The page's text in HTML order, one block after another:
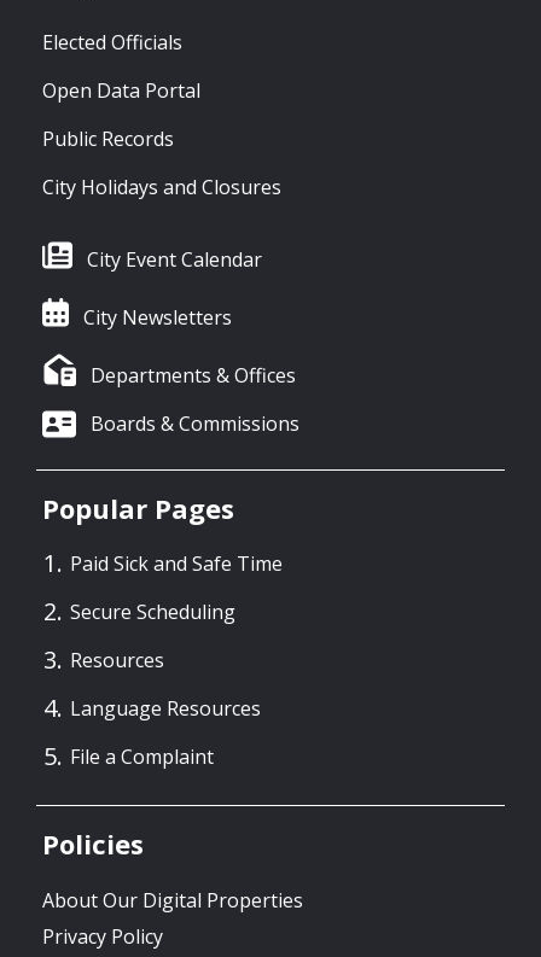
Elected Officials
Open Data Portal
Public Records
City Holidays and Closures
City Event Calendar
City Newsletters
Departments & Offices
Boards & Commissions
Popular Pages
Paid Sick and Safe Time
Secure Scheduling
Resources
Language Resources
File a Complaint
Policies
About Our Digital Properties
Privacy Policy